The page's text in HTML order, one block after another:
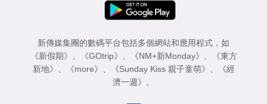
新傳媒集團的數碼平台包括多個網站和應用程式，如
《新假期》 、 《GOtrip》 、 《NM+新Monday》 、
《東方
新地》 、 《more》 、 《Sunday Kiss 親子童萌》 、
《經
濟一週》 。